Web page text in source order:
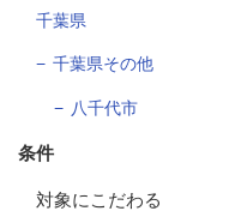
千葉県
千葉県その他
八千代市
条件
対象にこだわる